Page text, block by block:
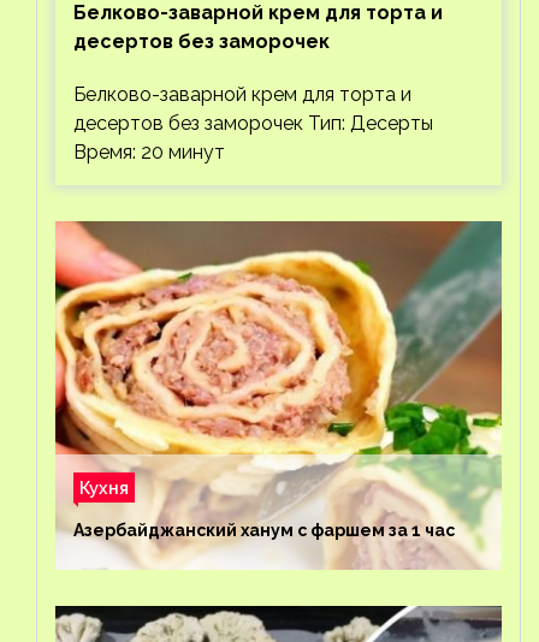
Белково-заварной крем для торта и
десертов без заморочек
Белково-заварной крем для торта и
десертов без заморочек Тип: Десерты
Время: 20 минут
Кухня
Азербайджанский ханум с фаршем за 1 час